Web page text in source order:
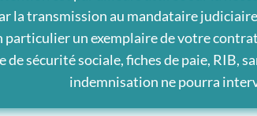
la transmission au mandataire
particulier un exemplaire de votre
de sécurité sociale, fiches de paie, RIB,
indemnisation ne pourra